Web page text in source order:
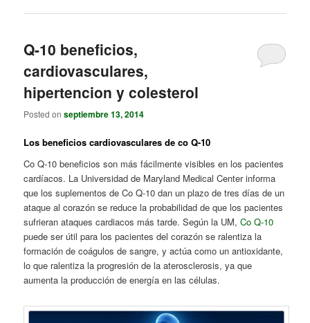
Q-10 beneficios,
cardiovasculares,
hipertencion y colesterol
Posted onseptiembre 13, 2014
Los beneficios cardiovasculares de co Q-10
Co Q-10 beneficios son más fácilmente visibles en los pacientes
cardíacos. La Universidad de Maryland Medical Center informa
que los suplementos de Co Q-10 dan un plazo de tres días de un
ataque al corazón se reduce la probabilidad de que los pacientes
sufrieran ataques cardiacos más tarde. Según la UM,Co Q-10
puede ser útil para los pacientes del corazón se ralentiza la
formación de coágulos de sangre, y actúa como un antioxidante,
lo que ralentiza la progresión de la aterosclerosis, ya que
aumenta la producción de energía en las células.